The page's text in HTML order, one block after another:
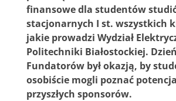
finansowe dla studentów
stacjonarnych I st. wszystkich
jakie prowadzi Wydział
Politechniki Białostockiej. Dzień
Fundatorów był okazją, by
osobiście mogli poznać
przyszłych sponsorów.